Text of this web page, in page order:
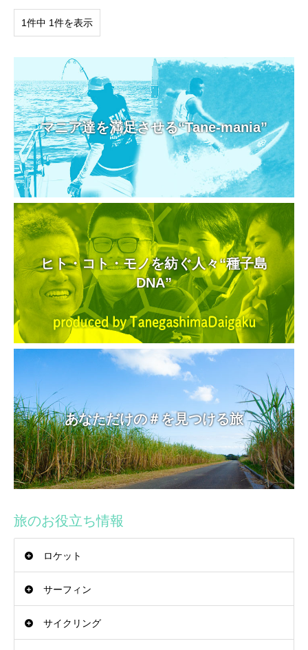
1件中 1件を表示
マニア達を満足させる“Tane-mania”
ヒト・コト・モノを紡ぐ人々“種子島
DNA”
あなただけの＃を見つける旅
旅のお役立ち情報
ロケット
サーフィン
サイクリング